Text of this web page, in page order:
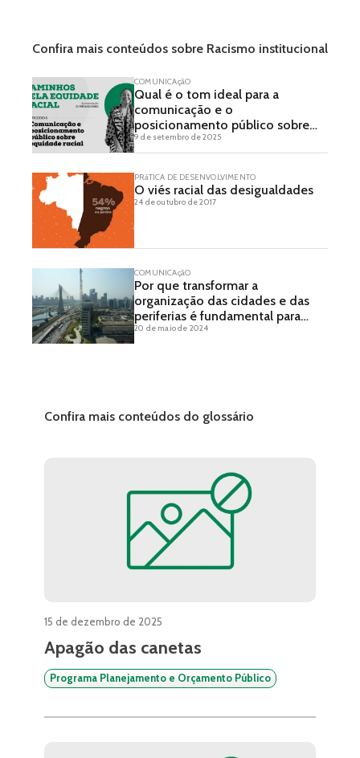
Confira mais conteúdos sobre Racismo institucional
COMUNICAçãO
Qual é o tom ideal para a
comunicação e o
posicionamento público sobre
equidade racial?
9 de setembro de 2025
PRáTICA DE DESENVOLVIMENTO
O viés racial das desigualdades
24 de outubro de 2017
COMUNICAçãO
Por que transformar a
organização das cidades e das
periferias é fundamental para
enfrentar os efeitos das
20 de maio de 2024
Confira mais conteúdos do glossário
15 de dezembro de 2025
Apagão das canetas
Programa Planejamento e Orçamento Público